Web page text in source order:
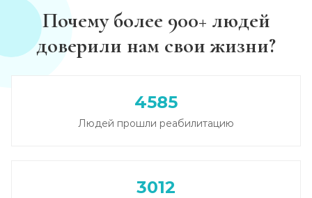
от 1 000 ₽ Записаться
Экстренное вытрезвление
Прокапаться от алкоголя
Почему более 900+ людей
доверили нам свои жизни?
4585
Людей прошли реабилитацию
3012